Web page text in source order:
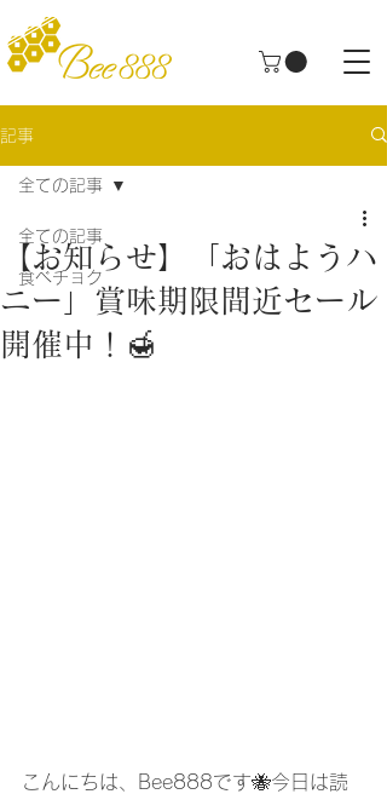
記事
全ての記事
食べチョク
全ての記事
【お知らせ】「おはようハ
ニー」賞味期限間近セール
開催中！🍯
こんにちは、Bee888です🐝今日は読